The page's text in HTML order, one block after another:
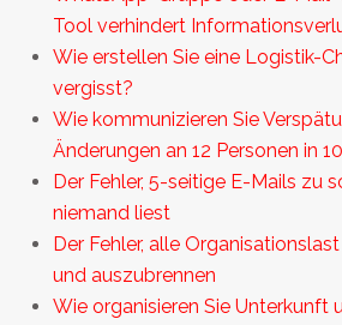
Tool verhindert
Wie erstellen Sie eine Logistik-
vergisst?
Wie kommunizieren Sie
Änderungen an 12 Personen in
Der Fehler, 5-seitige E-Mails zu
niemand liest
Der Fehler, alle
und auszubrennen
Wie organisieren Sie Unterkunft